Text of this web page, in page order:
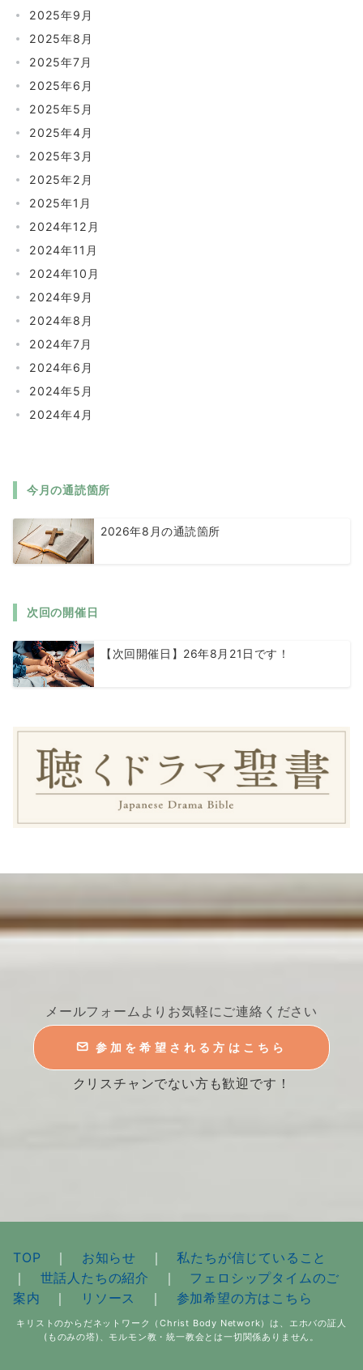
2025年9月
2025年8月
2025年7月
2025年6月
2025年5月
2025年4月
2025年3月
2025年2月
2025年1月
2024年12月
2024年11月
2024年10月
2024年9月
2024年8月
2024年7月
2024年6月
2024年5月
2024年4月
今月の通読箇所
2026年8月の通読箇所
次回の開催日
【次回開催日】26年8月21日です！
メールフォームよりお気軽にご連絡ください
参加を希望される方はこちら
クリスチャンでない方も歓迎です！
TOP ｜ お知らせ ｜私たちが信じていること
｜ 世話人たちの紹介 ｜ フェロシップタイムのご
案内 ｜ リソース ｜ 参加希望の方はこちら
キリストのからだネットワーク（Christ Body Network）は、エホバの証人
(ものみの塔)、モルモン教・統一教会とは一切関係ありません。